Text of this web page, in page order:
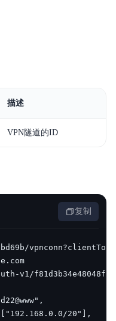
描述
VPN隧道的ID
复制